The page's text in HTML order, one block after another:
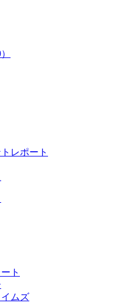
レポート
ト
ムズ